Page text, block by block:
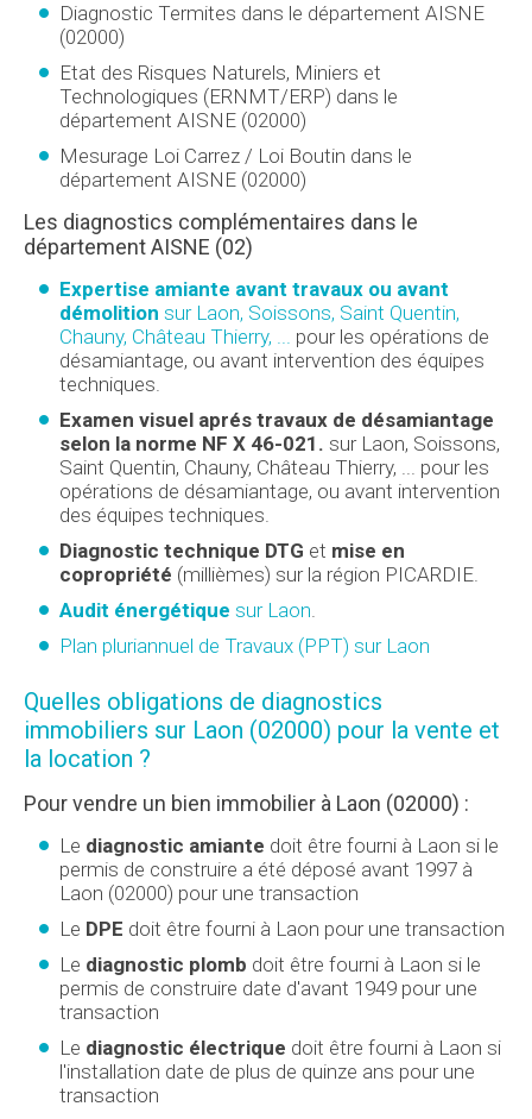
Diagnostic Termites dans le département AISNE
(02000)
Etat des Risques Naturels, Miniers et
Technologiques (ERNMT/ERP) dans le
département AISNE (02000)
Mesurage Loi Carrez / Loi Boutin dans le
département AISNE (02000)
Les diagnostics complémentaires dans le
département AISNE (02)
Expertise amiante avant travaux ou avant
démolition sur Laon, Soissons, Saint Quentin,
Chauny, Château Thierry, ... pour les opérations de
désamiantage, ou avant intervention des équipes
techniques.
Examen visuel aprés travaux de désamiantage
selon la norme NF X 46-021. sur Laon, Soissons,
Saint Quentin, Chauny, Château Thierry, ... pour les
opérations de désamiantage, ou avant intervention
des équipes techniques.
Diagnostic technique DTG et mise en
copropriété (millièmes) sur la région PICARDIE.
Audit énergétique sur Laon.
Plan pluriannuel de Travaux (PPT) sur Laon
Quelles obligations de diagnostics
immobiliers sur Laon (02000) pour la vente et
la location ?
Pour vendre un bien immobilier à Laon (02000) :
Le diagnostic amiante doit être fourni à Laon si le
permis de construire a été déposé avant 1997 à
Laon (02000) pour une transaction
Le DPE doit être fourni à Laon pour une transaction
Le diagnostic plomb doit être fourni à Laon si le
permis de construire date d'avant 1949 pour une
transaction
Le diagnostic électrique doit être fourni à Laon si
l'installation date de plus de quinze ans pour une
transaction